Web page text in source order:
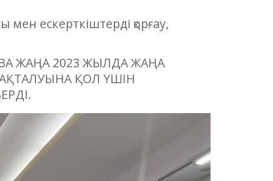
ескерткіштерді қорғау,
ЖАҢА 2023 ЖЫЛДА ЖАҢА
ҚОЛ ҮШІН